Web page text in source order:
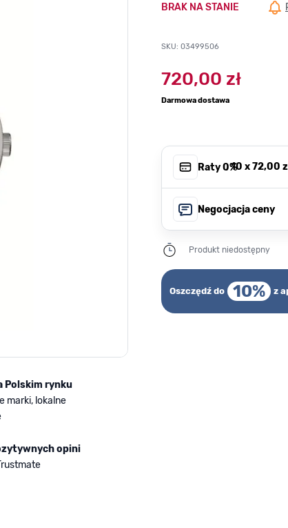
Polskim rynku
marki, lokalne
opini
BRAK NA STANIE
SKU: 03499506
720,00 zł
Darmowa dostawa
Raty 0%, 10 x72,00
Negocjacja ceny
Produkt niedostępny
Oszczędź do 10% z